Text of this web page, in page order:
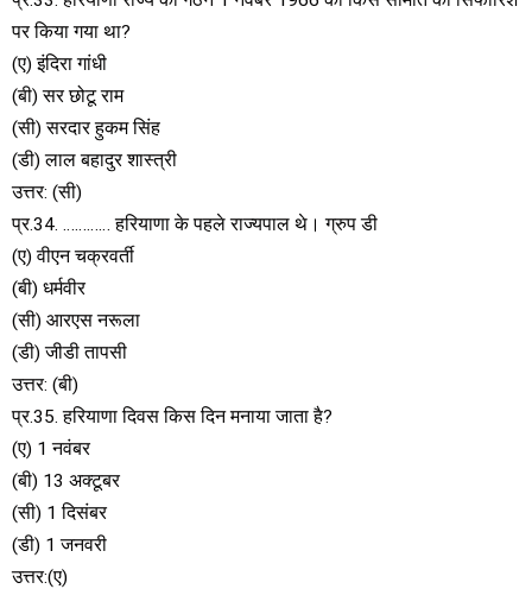
पर किया गया था?
(ए) इंदिरा गांधी
(बी) सर छोटू राम
(सी) सरदार हुकम सिंह
(डी) लाल बहादुर शास्त्री
उत्तर: (सी)
प्र.34. ………… हरियाणा के पहले राज्यपाल थे। ग्रुप डी
(ए) वीएन चक्रवर्ती
(बी) धर्मवीर
(सी) आरएस नरूला
(डी) जीडी तापसी
उत्तर: (बी)
प्र.35. हरियाणा दिवस किस दिन मनाया जाता है?
(ए) 1 नवंबर
(बी) 13 अक्टूबर
(सी) 1 दिसंबर
(डी) 1 जनवरी
उत्तर:(ए)